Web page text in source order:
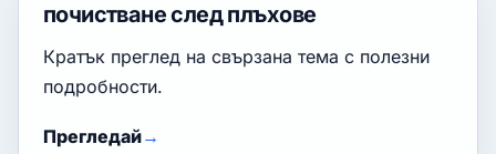
почистване след плъхове
Кратък преглед на свързана тема с полезни
подробности.
Прегледай